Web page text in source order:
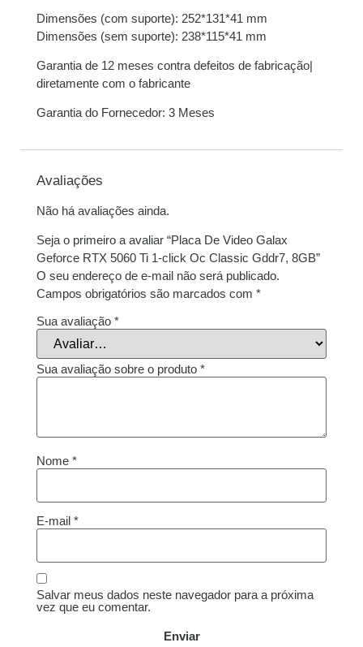
Dimensões (com suporte): 252*131*41 mm
Dimensões (sem suporte): 238*115*41 mm
Garantia de 12 meses contra defeitos de fabricação|
diretamente com o fabricante
Garantia do Fornecedor: 3 Meses
Avaliações
Não há avaliações ainda.
Seja o primeiro a avaliar “Placa De Video Galax
Geforce RTX 5060 Ti 1-click Oc Classic Gddr7, 8GB”
O seu endereço de e-mail não será publicado.
Campos obrigatórios são marcados com *
Sua avaliação *
Sua avaliação sobre o produto *
Nome *
E-mail *
Salvar meus dados neste navegador para a próxima
vez que eu comentar.